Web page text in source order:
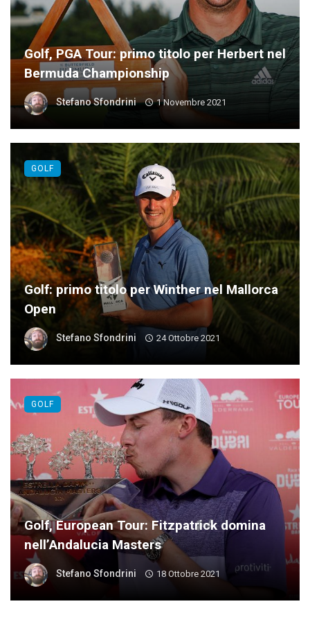
Golf, PGA Tour: primo titolo per Herbert nel
Bermuda Championship
Stefano Sfondrini 1 Novembre 2021
Golf: primo titolo per Winther nel Mallorca
Open
Stefano Sfondrini 24 Ottobre 2021
GOLF
Golf, European Tour: Fitzpatrick domina
nell’Andalucia Masters
Stefano Sfondrini 18 Ottobre 2021
GOLF